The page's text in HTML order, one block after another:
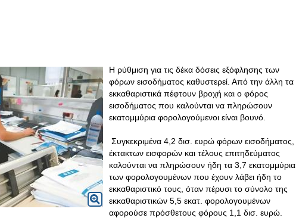
Η ρύθμιση για τις δέκα δόσεις εξόφλησης των
φόρων εισοδήματος καθυστερεί. Από την άλλη τα
εκκαθαριστικά πέφτουν βροχή και ο φόρος
εισοδήματος που καλούνται να πληρώσουν
εκατομμύρια φορολογούμενοι είναι βουνό.
Συγκεκριμένα 4,2 δισ. ευρώ φόρων εισοδήματος,
έκτακτων εισφορών και τέλους επιτηδεύματος
καλούνται να πληρώσουν ήδη τα 3,7 εκατομμύρια
των φορολογουμένων που έχουν λάβει ήδη το
εκκαθαριστικό τους, όταν πέρυσι το σύνολο της
εκκαθαριστικών 5,5 εκατ. φορολογουμένων
αφορούσε πρόσθετους φόρους 1,1 δισ. ευρώ.